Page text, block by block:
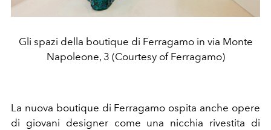
Gli spazi della boutique di Ferragamo in via Monte
Napoleone, 3 (Courtesy of Ferragamo)
La nuova boutique di Ferragamo ospita anche opere
di giovani designer come una nicchia rivestita di